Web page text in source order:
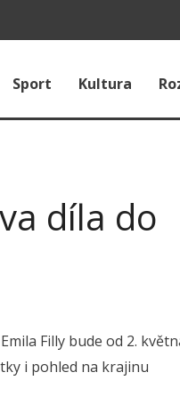
Sport Kultura
díla do
Filly bude od 2.
i pohled na krajinu